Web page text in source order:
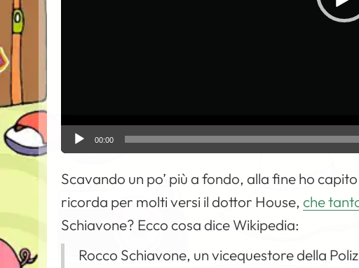
00:00
Scavando un po’ più a fondo, alla fine ho
ricorda per molti versi il dottor House,che
Schiavone? Ecco cosa dice Wikipedia:
Rocco Schiavone, un vicequestore della